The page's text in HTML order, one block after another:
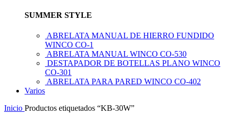
SUMMER STYLE
ABRELATA MANUAL DE HIERRO FUNDIDO
WINCO CO-1
ABRELATA MANUAL WINCO CO-530
DESTAPADOR DE BOTELLAS PLANO WINCO
CO-301
ABRELATA PARA PARED WINCO CO-402
Varios
Inicio Productos etiquetados “KB-30W”